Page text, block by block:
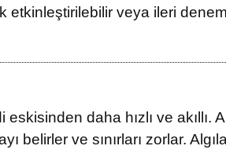
etkinleştirilebilir veya ileri
eskisinden daha hızlı ve
belirler ve sınırları zorlar.